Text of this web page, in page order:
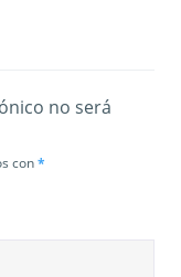
no será
con*